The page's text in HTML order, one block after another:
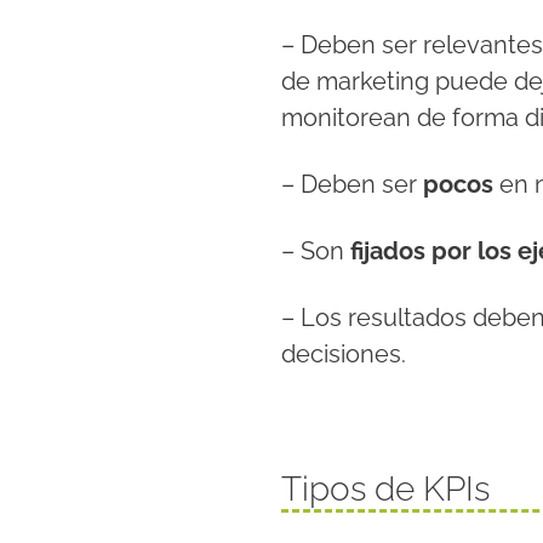
– Deben ser
de marketing puede
monitorean de forma
– Deben ser pocos en
– Son fijados por los
– Los resultados
decisiones.
Tipos de KPIs